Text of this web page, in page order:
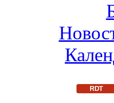
RDT